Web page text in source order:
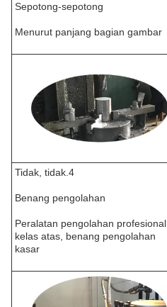
Sepotong-sepotong
Menurut panjang bagian gambar
Tidak, tidak.4
Benang pengolahan
Peralatan pengolahan profesional
kelas atas, benang pengolahan
kasar